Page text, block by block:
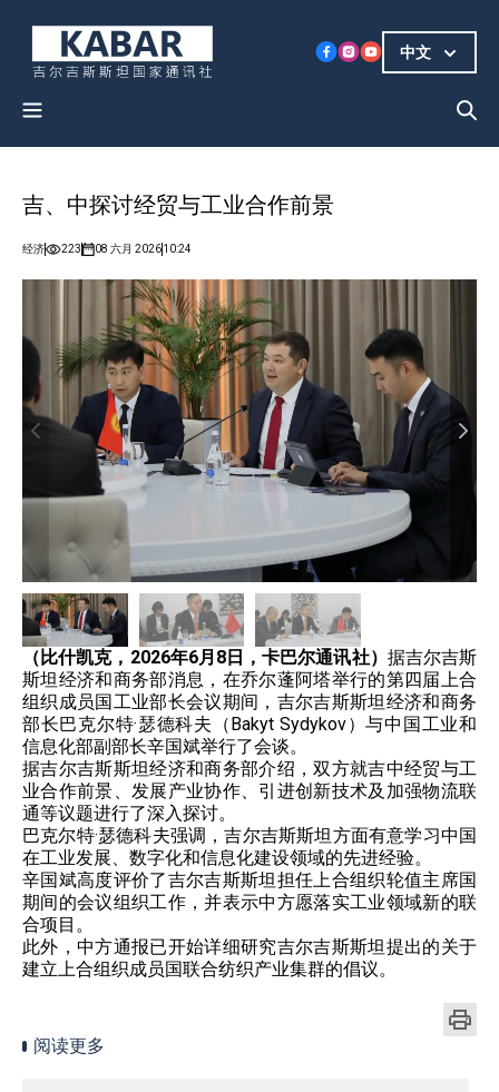
中文
吉、中探讨经贸与工业合作前景
经济 223 08 六月 202610:24
（比什凯克，2026年6月8日，卡巴尔通讯社） 据吉尔吉斯
斯坦经济和商务部消息，在乔尔蓬阿塔举行的第四届上合
组织成员国工业部长会议期间，吉尔吉斯斯坦经济和商务
部长巴克尔特·瑟德科夫（Bakyt Sydykov）与中国工业和
信息化部副部长辛国斌举行了会谈。
据吉尔吉斯斯坦经济和商务部介绍，双方就吉中经贸与工
业合作前景、发展产业协作、引进创新技术及加强物流联
通等议题进行了深入探讨。
巴克尔特·瑟德科夫强调，吉尔吉斯斯坦方面有意学习中国
在工业发展、数字化和信息化建设领域的先进经验。
辛国斌高度评价了吉尔吉斯斯坦担任上合组织轮值主席国
期间的会议组织工作，并表示中方愿落实工业领域新的联
合项目。
此外，中方通报已开始详细研究吉尔吉斯斯坦提出的关于
建立上合组织成员国联合纺织产业集群的倡议。
阅读更多